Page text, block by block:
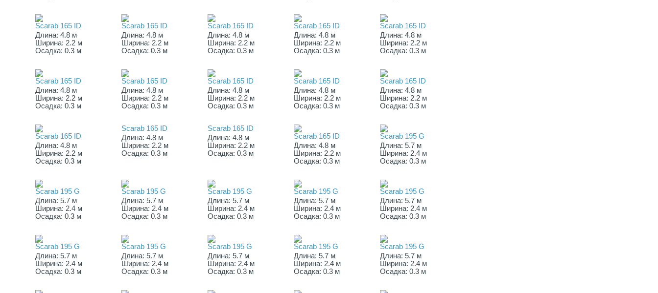
Scarab 165 ID
Длина: 4.8 м
Ширина: 2.2 м
Осадка: 0.3 м
Scarab 165 ID
Длина: 4.8 м
Ширина: 2.2 м
Осадка: 0.3 м
Scarab 165 ID
Длина: 4.8 м
Ширина: 2.2 м
Осадка: 0.3 м
Scarab 165 ID
Длина: 4.8 м
Ширина: 2.2 м
Осадка: 0.3 м
Scarab 165 ID
Длина: 4.8 м
Ширина: 2.2 м
Осадка: 0.3 м
Scarab 165 ID
Длина: 4.8 м
Ширина: 2.2 м
Осадка: 0.3 м
Scarab 165 ID
Длина: 4.8 м
Ширина: 2.2 м
Осадка: 0.3 м
Scarab 165 ID
Длина: 4.8 м
Ширина: 2.2 м
Осадка: 0.3 м
Scarab 165 ID
Длина: 4.8 м
Ширина: 2.2 м
Осадка: 0.3 м
Scarab 165 ID
Длина: 4.8 м
Ширина: 2.2 м
Осадка: 0.3 м
Scarab 165 ID
Длина: 4.8 м
Ширина: 2.2 м
Осадка: 0.3 м
Scarab 165 ID
Длина: 4.8 м
Ширина: 2.2 м
Осадка: 0.3 м
Scarab 165 ID
Длина: 4.8 м
Ширина: 2.2 м
Осадка: 0.3 м
Scarab 165 ID
Длина: 4.8 м
Ширина: 2.2 м
Осадка: 0.3 м
Scarab 195 G
Длина: 5.7 м
Ширина: 2.4 м
Осадка: 0.3 м
Scarab 195 G
Длина: 5.7 м
Ширина: 2.4 м
Осадка: 0.3 м
Scarab 195 G
Длина: 5.7 м
Ширина: 2.4 м
Осадка: 0.3 м
Scarab 195 G
Длина: 5.7 м
Ширина: 2.4 м
Осадка: 0.3 м
Scarab 195 G
Длина: 5.7 м
Ширина: 2.4 м
Осадка: 0.3 м
Scarab 195 G
Длина: 5.7 м
Ширина: 2.4 м
Осадка: 0.3 м
Scarab 195 G
Длина: 5.7 м
Ширина: 2.4 м
Осадка: 0.3 м
Scarab 195 G
Длина: 5.7 м
Ширина: 2.4 м
Осадка: 0.3 м
Scarab 195 G
Длина: 5.7 м
Ширина: 2.4 м
Осадка: 0.3 м
Scarab 195 G
Длина: 5.7 м
Ширина: 2.4 м
Осадка: 0.3 м
Scarab 195 G
Длина: 5.7 м
Ширина: 2.4 м
Осадка: 0.3 м